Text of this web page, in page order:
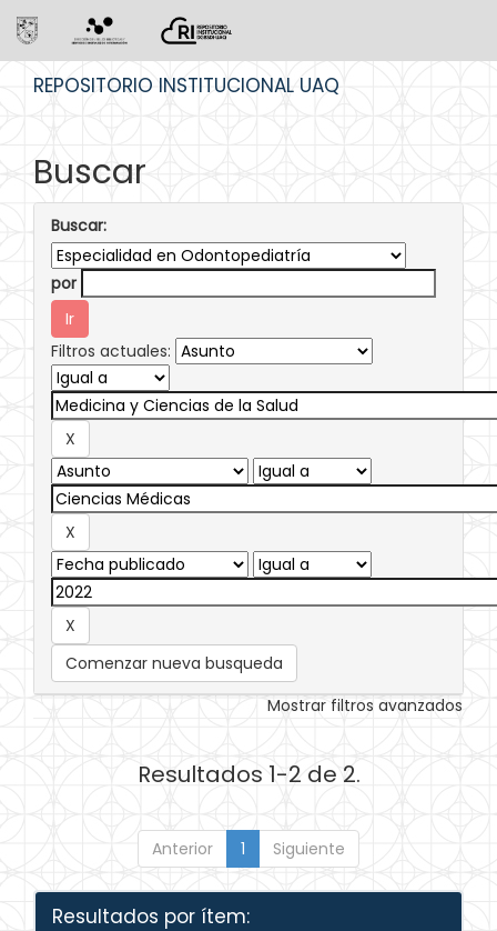
REPOSITORIO INSTITUCIONAL UAQ
Buscar
Buscar:
por
Filtros actuales:
Comenzar nueva busqueda
Mostrar filtros avanzados
Resultados 1-2 de 2.
Anterior 1 Siguiente
Resultados por ítem: